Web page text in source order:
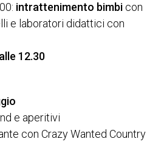
intrattenimento bimbi con
e laboratori didattici con
12.30
e aperitivi
con Crazy Wanted Country